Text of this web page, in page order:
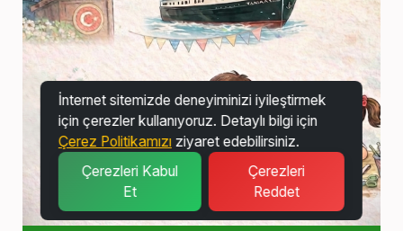
İnternet sitemizde deneyiminizi iyileştirmek
için çerezler kullanıyoruz. Detaylı bilgi için
Çerez Politikamızı ziyaret edebilirsiniz.
Çerezleri Kabul
Et
Çerezleri
Reddet